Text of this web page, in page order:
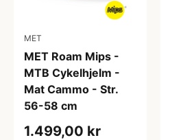
MET
MET Roam Mips -
MTB Cykelhjelm -
Mat Cammo - Str.
56-58 cm
1.499,00 kr